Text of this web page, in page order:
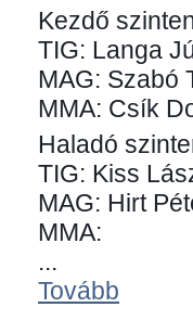
Kezdő
TIG: Langa
MAG: Szabó
MMA: Csík
Haladó
TIG: Kiss
MAG: Hirt
MMA:
...
Tovább